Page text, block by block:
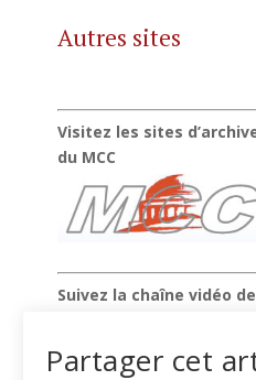
Autres sites
Visitez les sites
du MCC
Suivez la chaîne vidéo de
Partager cet